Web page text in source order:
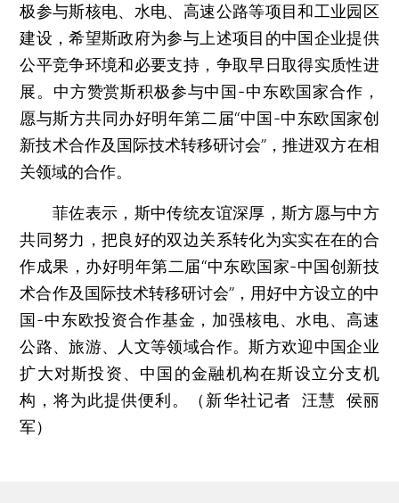
极参与斯核电、水电、高速公路等项目和工业园区
建设，希望斯政府为参与上述项目的中国企业提供
公平竞争环境和必要支持，争取早日取得实质性进
展。中方赞赏斯积极参与中国-中东欧国家合作，
愿与斯方共同办好明年第二届“中国-中东欧国家创
新技术合作及国际技术转移研讨会”，推进双方在相
关领域的合作。
菲佐表示，斯中传统友谊深厚，斯方愿与中方
共同努力，把良好的双边关系转化为实实在在的合
作成果，办好明年第二届“中东欧国家-中国创新技
术合作及国际技术转移研讨会”，用好中方设立的中
国-中东欧投资合作基金，加强核电、水电、高速
公路、旅游、人文等领域合作。斯方欢迎中国企业
扩大对斯投资、中国的金融机构在斯设立分支机
构，将为此提供便利。（新华社记者 汪慧 侯丽
军）